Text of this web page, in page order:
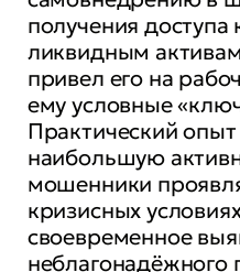
получения доступа
ликвидным
привел его на
ему условные
Практический
наибольшую
мошенники
кризисных
своевременное
неблагонадёжного